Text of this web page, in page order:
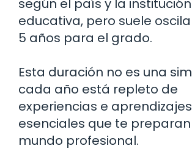
según el país y la institución
educativa, pero suele
5 años para el grado.
Esta duración no es una
cada año está repleto de
experiencias e aprendizajes
esenciales que te
mundo profesional.